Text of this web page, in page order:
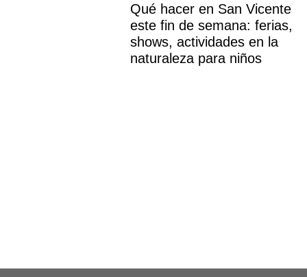
Qué hacer en San Vicente
este fin de semana: ferias,
shows, actividades en la
naturaleza para niños